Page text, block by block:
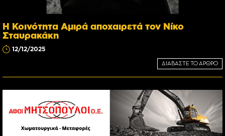
Η Κοινότητα Αμιρά αποχαιρετά τον Νίκο
Σταυρακάκη
12/12/2025
ΔΙΑΒΑΣΤΕ ΤΟ ΑΡΘΡΟ